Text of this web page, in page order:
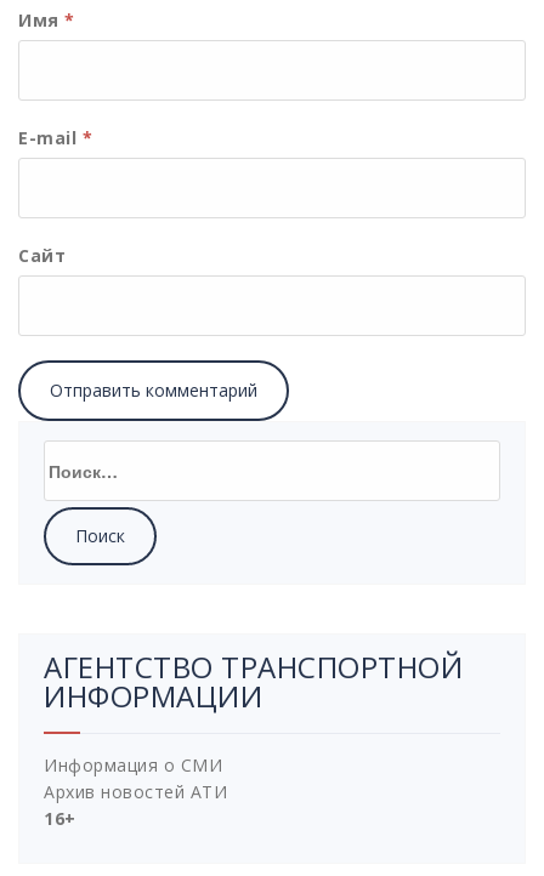
Имя *
E-mail *
Сайт
АГЕНТСТВО ТРАНСПОРТНОЙ
ИНФОРМАЦИИ
Информация о СМИ
Архив новостей АТИ
16+